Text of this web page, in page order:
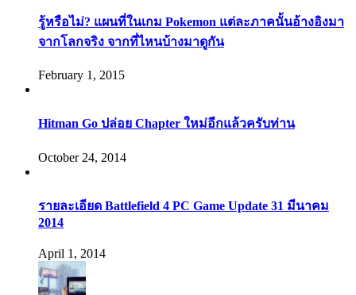
รู้หรือไม่? แผนที่ในเกม Pokemon แต่ละภาคนั้นอ้างอิงมา
จากโลกจริง จากที่ไหนบ้างมาดูกัน
February 1, 2015
Hitman Go ปล่อย Chapter ใหม่อีกแล้วครับท่าน
October 24, 2014
รายละเอียด Battlefield 4 PC Game Update 31 มีนาคม
2014
April 1, 2014